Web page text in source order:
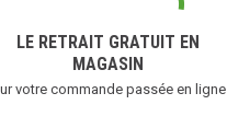
LE RETRAIT GRATUIT EN
MAGASIN
votre commande passée en ligne